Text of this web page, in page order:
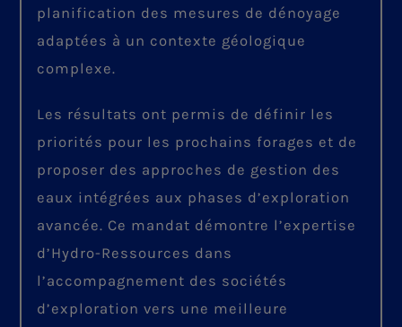
planification des mesures de dénoyage
adaptées à un contexte géologique
complexe.
Les résultats ont permis de définir les
priorités pour les prochains forages et de
proposer des approches de gestion des
eaux intégrées aux phases d’exploration
avancée. Ce mandat démontre l’expertise
d’Hydro-Ressources dans
l’accompagnement des sociétés
d’exploration vers une meilleure